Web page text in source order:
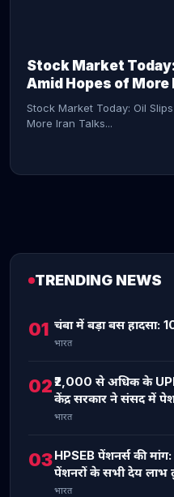
Stock Market
Amid Hopes of More
Stock Market Today: Oil
More Iran Talks...
TRENDING NEWS
01 चंबा में बड़ा बस हादसा:
भारत
02₹2,000 से अधिक के
केंद्र सरकार ने संसद में
भारत
03HPSEB पेंशनर्स की
पेंशनरों के सभी देय लाभ
भारत